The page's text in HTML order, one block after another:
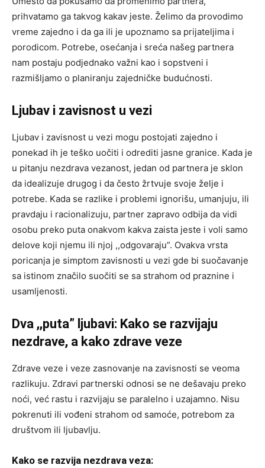
prihvatamo ga takvog kakav jeste. Želimo da provodimo
vreme zajedno i da ga ili je upoznamo sa prijateljima i
porodicom. Potrebe, osećanja i sreća našeg partnera
nam postaju podjednako važni kao i sopstveni i
razmišljamo o planiranju zajedničke budućnosti.
Ljubav i zavisnost u vezi
Ljubav i zavisnost u vezi mogu postojati zajedno i
ponekad ih je teško uočiti i odrediti jasne granice. Kada je
u pitanju nezdrava vezanost, jedan od partnera je sklon
da idealizuje drugog i da često žrtvuje svoje želje i
potrebe. Kada se razlike i problemi ignorišu, umanjuju, ili
pravdaju i racionalizuju, partner zapravo odbija da vidi
osobu preko puta onakvom kakva zaista jeste i voli samo
delove koji njemu ili njoj ,,odgovaraju”. Ovakva vrsta
poricanja je simptom zavisnosti u vezi gde bi suočavanje
sa istinom značilo suočiti se sa strahom od praznine i
usamljenosti.
Dva ,,puta” ljubavi: Kako se razvijaju
nezdrave, a kako zdrave veze
Zdrave veze i veze zasnovanje na zavisnosti se veoma
razlikuju. Zdravi partnerski odnosi se ne dešavaju preko
noći, već rastu i razvijaju se paralelno i uzajamno. Nisu
pokrenuti ili vođeni strahom od samoće, potrebom za
društvom ili ljubavlju.
Kako se razvija nezdrava veza: